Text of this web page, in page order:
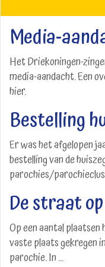
Media-
Het Driekoningen-
media-aandacht. Een
hier.
Bestelling
Er was het afgelopen
bestelling van de
parochies/
De straat op
Op een aantal
vaste plaats gekregen
parochie. In ...